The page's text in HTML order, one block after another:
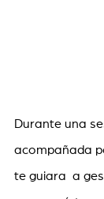
Durante una
acompañada
te guiara  a